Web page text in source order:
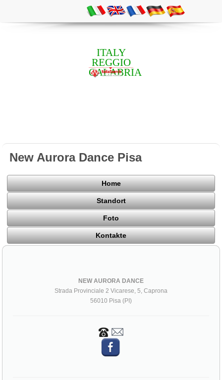
ITALY
REGGIO
CALABRIA
New Aurora Dance Pisa
Home
Standort
Foto
Kontakte
NEW AURORA DANCE
Strada Provinciale 2 Vicarese, 5, Caprona
56010 Pisa (PI)